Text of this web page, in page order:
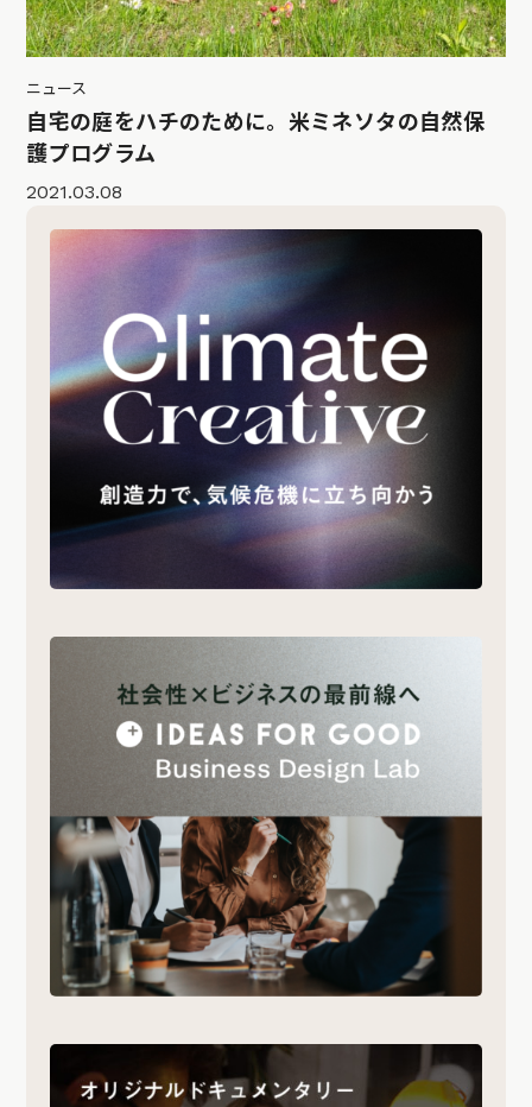
ニュース
自宅の庭をハチのために。米ミネソタの自然保
護プログラム
2021.03.08